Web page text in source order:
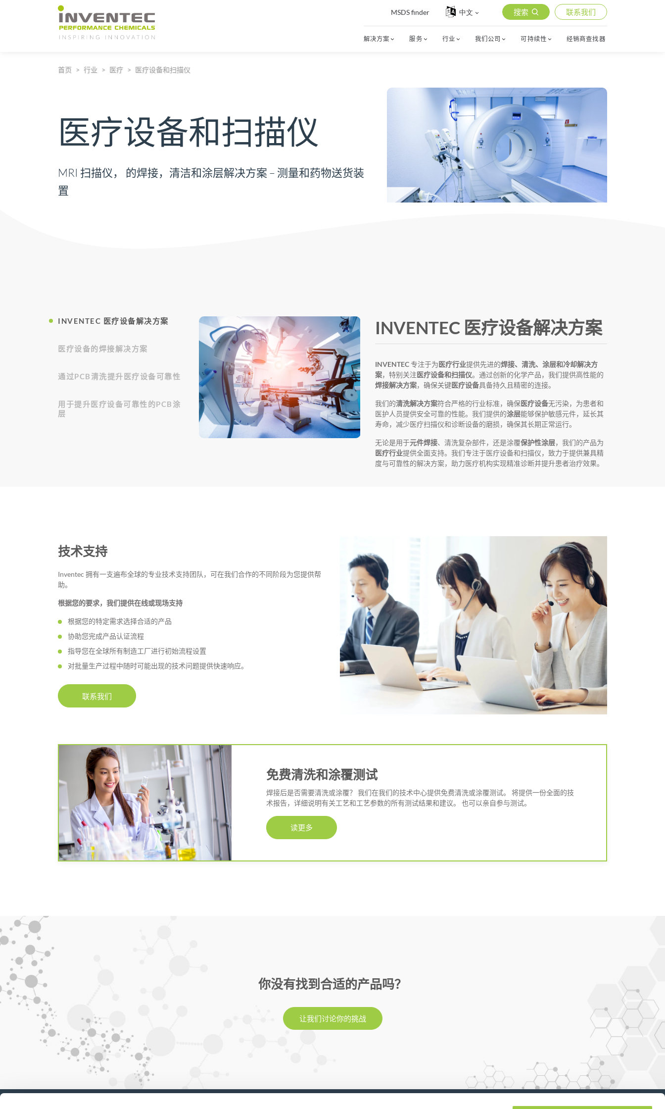
Main Navigation
MSDS finder 中文 搜索 联系我们
解决方案 服务 行业 我们公司 可持续性 经销商查找器
首页 行业 医疗 医疗设备和扫描仪
医疗设备和扫描仪
MRI 扫描仪， 的焊接，清洁和涂层解决方案 – 测量和药物送货装
置
INVENTEC 医疗设备解决方案
医疗设备的焊接解决方案
通过PCB清洗提升医疗设备可靠性
用于提升医疗设备可靠性的PCB涂
层
INVENTEC 医疗设备解决方案
INVENTEC专注于为医疗行业提供先进的焊接、清洗、涂层和冷却解决方
案，特别关注医疗设备和扫描仪。通过创新的化学产品，我们提供高性能的
焊接解决方案，确保关键医疗设备具备持久且精密的连接。
我们的清洗解决方案符合严格的行业标准，确保医疗设备无污染，为患者和
医护人员提供安全可靠的性能。我们提供的涂层能够保护敏感元件，延长其
寿命，减少医疗扫描仪和诊断设备的磨损，确保其长期正常运行。
无论是用于元件焊接、清洗复杂部件，还是涂覆保护性涂层，我们的产品为
医疗行业提供全面支持。我们专注于医疗设备和扫描仪，致力于提供兼具精
度与可靠性的解决方案，助力医疗机构实现精准诊断并提升患者治疗效果。
技术支持
Inventec 拥有一支遍布全球的专业技术支持团队，可在我们合作的不同阶段为您提供帮
助。
根据您的要求，我们提供在线或现场支持
根据您的特定需求选择合适的产品
协助您完成产品认证流程
指导您在全球所有制造工厂进行初始流程设置
对批量生产过程中随时可能出现的技术问题提供快速响应。
联系我们
免费清洗和涂覆测试
焊接后是否需要清洗或涂覆？ 我们在我们的技术中心提供免费清洗或涂覆测试。 将提供一份全面的技
术报告，详细说明有关工艺和工艺参数的所有测试结果和建议。 也可以亲自参与测试。
读更多
你没有找到合适的产品吗？
让我们讨论你的挑战